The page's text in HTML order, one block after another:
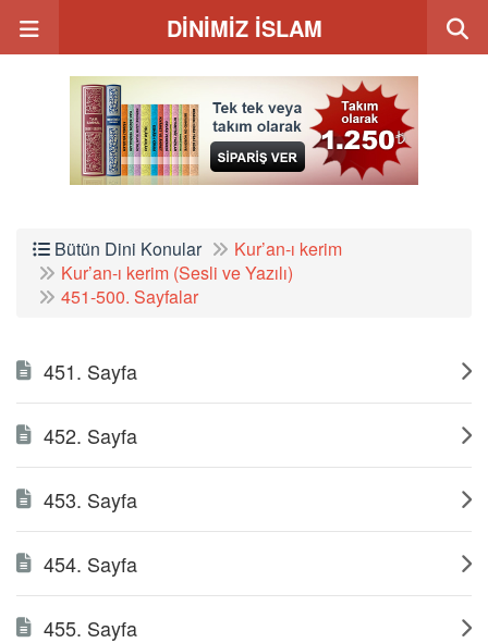
DİNİMİZ İSLAM
Bütün Dini Konular
Kur’an-ı kerim
Kur’an-ı kerim (Sesli ve Yazılı)
451-500. Sayfalar
451. Sayfa
452. Sayfa
453. Sayfa
454. Sayfa
455. Sayfa